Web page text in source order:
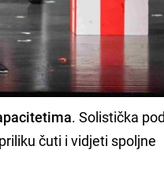
. Solistička
čuti i vidjeti spoljne